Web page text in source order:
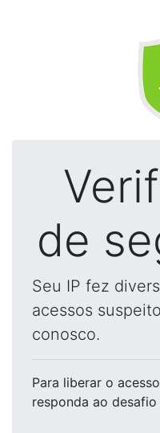
de
Seu IP fez
acessos
conosco.
Para liberar o acesso
responda ao desafio